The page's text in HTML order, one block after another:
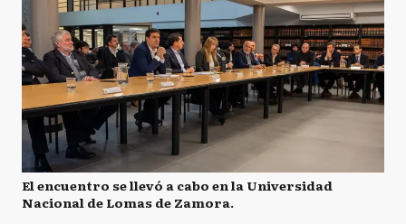
El encuentro se llevó a cabo en la Universidad
Nacional de Lomas de Zamora.